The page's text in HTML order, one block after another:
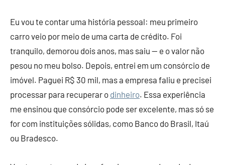
Eu vou te contar uma história pessoal: meu primeiro
carro veio por meio de uma carta de crédito. Foi
tranquilo, demorou dois anos, mas saiu — e o valor não
pesou no meu bolso. Depois, entrei em um consórcio de
imóvel. Paguei R$ 30 mil, mas a empresa faliu e precisei
processar para recuperar o dinheiro. Essa experiência
me ensinou que consórcio pode ser excelente, mas só se
for com instituições sólidas, como Banco do Brasil, Itaú
ou Bradesco.